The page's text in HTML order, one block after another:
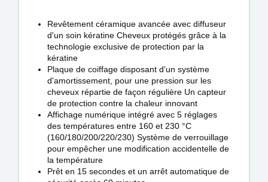
Revêtement céramique avancée avec diffuseur
d'un soin kératine Cheveux protégés grâce à la
technologie exclusive de protection par la
kératine
Plaque de coiffage disposant d'un système
d'amortissement, pour une pression sur les
cheveux répartie de façon régulière Un capteur
de protection contre la chaleur innovant
Affichage numérique intégré avec 5 réglages
des températures entre 160 et 230 °C
(160/180/200/220/230) Système de verrouillage
pour empêcher une modification accidentelle de
la température
Prêt en 15 secondes et un arrêt automatique de